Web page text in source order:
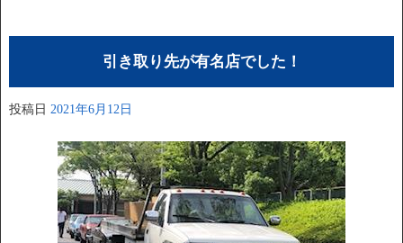
引き取り先が有名店でした！
投稿日 2021年6月12日